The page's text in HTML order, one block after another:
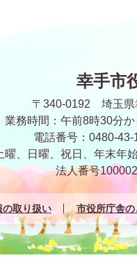
幸手市
〒340-0192 埼玉県
業務時間：午前8時30分
電話番号：0480-43-
曜、日曜、祝日、年末年
法人番号
の取り扱い 市役所庁舎